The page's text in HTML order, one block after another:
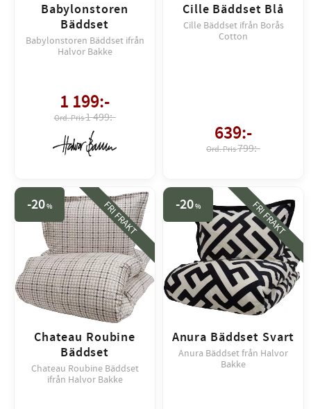
Babylonstoren
Bäddset
Babylonstoren Bäddset ifrån
Halvor Bakke
1 199:-
1 499:-
Cille Bäddset Blå
Cille Bäddset ifrån Borås
Cotton
639:-
799:-
Chateau Roubine
Bäddset
Chateau Roubine Bäddset
ifrån Halvor Bakke
20% FRI FRAKT
Anura Bäddset Svart
Anura Bäddset från Halvor
Bakke
20% FRI FRAKT